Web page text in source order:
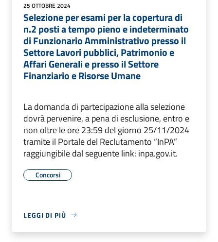
25 OTTOBRE 2024
Selezione per esami per la copertura di
n.2 posti a tempo pieno e indeterminato
di Funzionario Amministrativo presso il
Settore Lavori pubblici, Patrimonio e
Affari Generali e presso il Settore
Finanziario e Risorse Umane
La domanda di partecipazione alla selezione
dovrà pervenire, a pena di esclusione, entro e
non oltre le ore 23:59 del giorno 25/11/2024
tramite il Portale del Reclutamento “InPA”
raggiungibile dal seguente link: inpa.gov.it.
Concorsi
LEGGI DI PIÙ